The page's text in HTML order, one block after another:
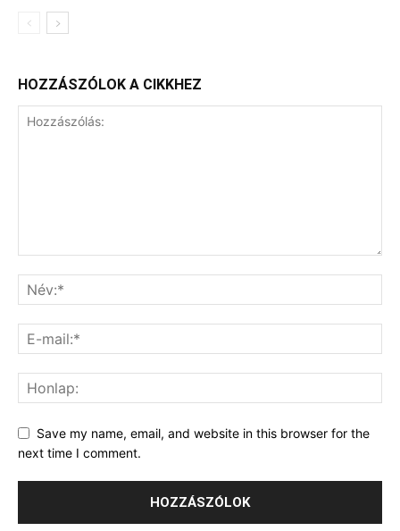
HOZZÁSZÓLOK A CIKKHEZ
Save my name, email, and website in this browser for the
next time I comment.